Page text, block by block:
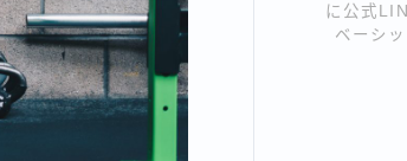
に公式
ベーシ